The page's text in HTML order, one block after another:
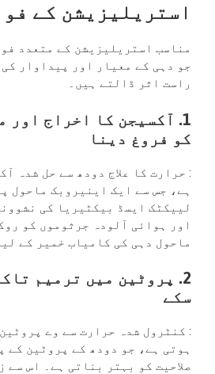
استریلیزیشن کے
مناسب استریلیزیشن کے متعدد
جو دہی کے معیار اور پیداوار
راست اثر ڈالتے ہیں۔
1. آکسیجن کا اخراج اور
کو فروغ دینا
: حرارت کا علاج دودھ سے حل شدہ
ہے، جس سے ایک اینیروبک ماحول
لییکٹک ایسڈ بیکٹیریا کی
اور ہوائی آلودہ جرثوموں کو
ماحول دہی کی کامیاب خمیر کے
2. پروٹین میں ترمیم
سکے
: کنٹرول شدہ حرارت سے وے
ہوتی ہے، جو دودھ کے پروٹین کے
صلاحیت کو بہتر بناتی ہے۔ اس سے